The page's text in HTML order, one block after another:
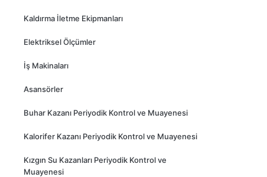
Kaldırma İletme Ekipmanları
Elektriksel Ölçümler
İş Makinaları
Asansörler
Buhar Kazanı Periyodik Kontrol ve Muayenesi
Kalorifer Kazanı Periyodik Kontrol ve Muayenesi
Kızgın Su Kazanları Periyodik Kontrol ve
Muayenesi